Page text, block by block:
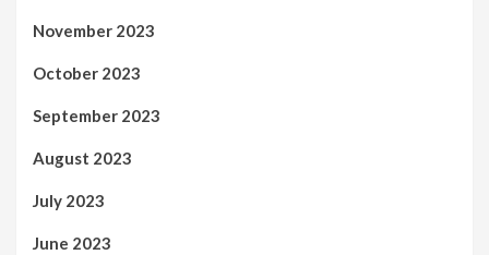
November 2023
October 2023
September 2023
August 2023
July 2023
June 2023